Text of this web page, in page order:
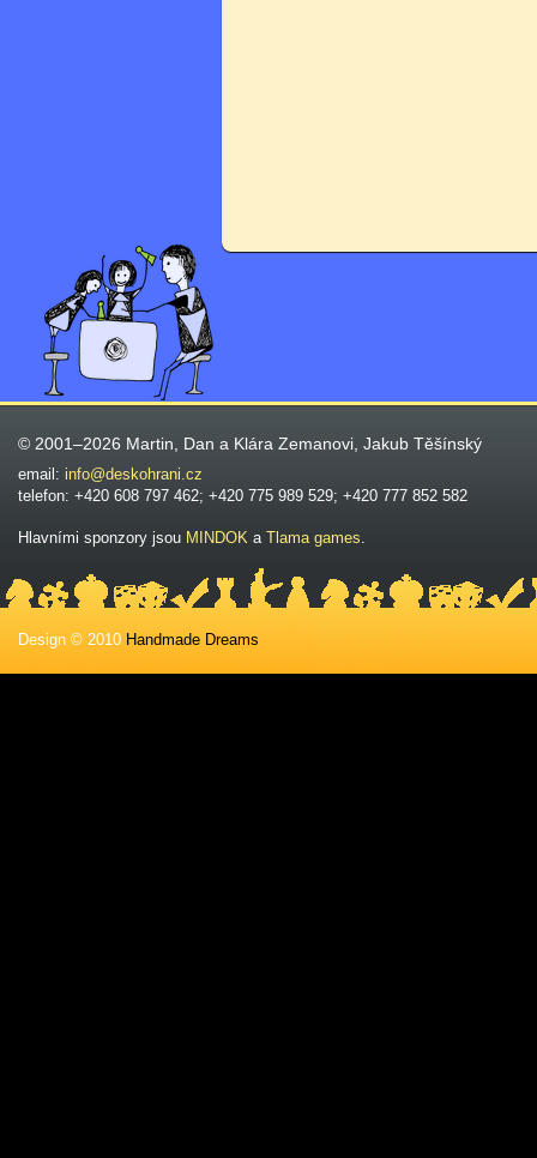
© 2001–2026 Martin, Dan a Klára Zemanovi, Jakub Těšínský
email: info@deskohrani.cz
telefon: +420 608 797 462; +420 775 989 529; +420 777 852 582
Hlavními sponzory jsou MINDOK a Tlama games.
Design © 2010 Handmade Dreams